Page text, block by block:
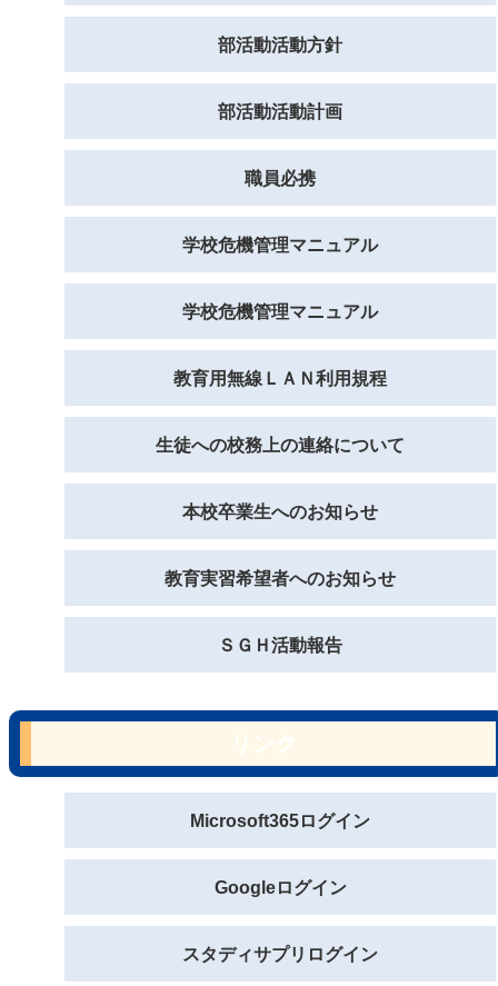
部活動活動方針
部活動活動計画
職員必携
学校危機管理マニュアル
学校危機管理マニュアル
教育用無線ＬＡＮ利用規程
生徒への校務上の連絡について
本校卒業生へのお知らせ
教育実習希望者へのお知らせ
ＳＧＨ活動報告
Microsoft365ログイン
Googleログイン
スタディサプリログイン